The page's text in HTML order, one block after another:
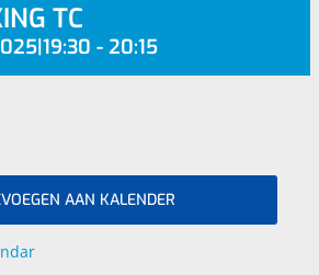
TC
- 20:15
AAN KALENDER